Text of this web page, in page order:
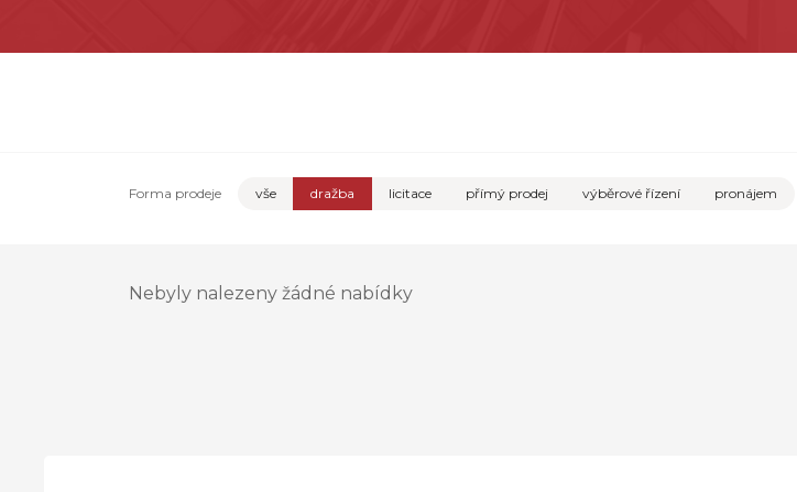
Forma prodeje vše dražba licitace přímý prodej výběrové řízení pronájem
Nebyly nalezeny žádné nabídky